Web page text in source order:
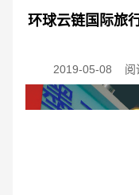
环球云链国际旅
2019-05-08 阅